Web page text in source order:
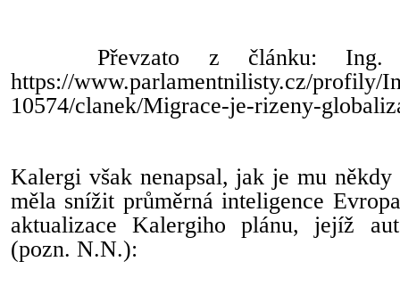
Převzato z článku: Ing.
https://www.parlamentnilisty.cz/profily/
10574/clanek/Migrace-je-rizeny-
Kalergi však nenapsal, jak je mu
měla snížit průměrná inteligence
aktualizace Kalergiho plánu, jejíž
(pozn. N.N.):